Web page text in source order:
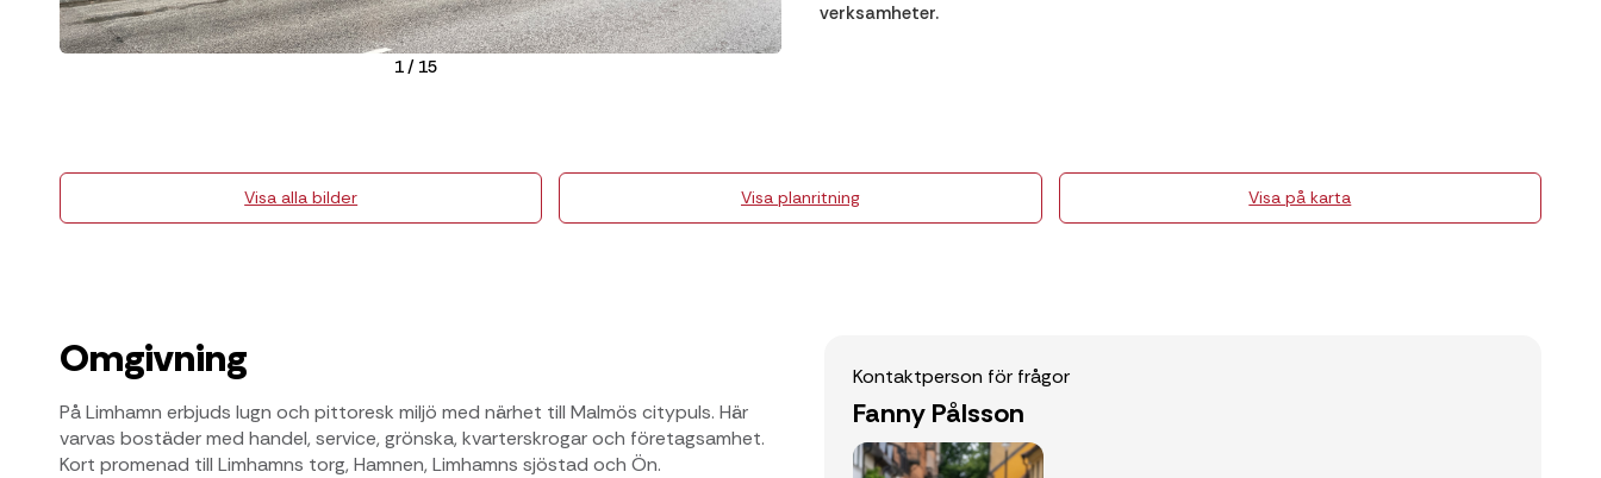
1/ 15
verksamheter.
Visa alla bilder Visa planritning Visa på karta
Omgivning
På Limhamn erbjuds lugn och pittoresk miljö med närhet till Malmös citypuls. Här
varvas bostäder med handel, service, grönska, kvarterskrogar och företagsamhet.
Kort promenad till Limhamns torg, Hamnen, Limhamns sjöstad och Ön.
Kontaktperson för frågor
Fanny Pålsson